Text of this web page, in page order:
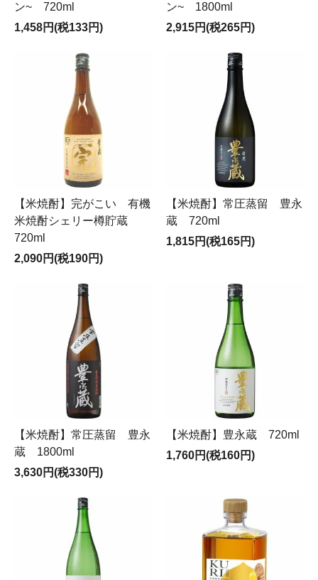
ン~ 720ml
1,458円(税133円)
ン~ 1800ml
2,915円(税265円)
【米焼酎】完がこい 有機
米焼酎シェリー樽貯蔵
720ml
2,090円(税190円)
【米焼酎】常圧蒸留 豊永
蔵 720ml
1,815円(税165円)
【米焼酎】常圧蒸留 豊永
蔵 1800ml
3,630円(税330円)
【米焼酎】豊永蔵 720ml
1,760円(税160円)